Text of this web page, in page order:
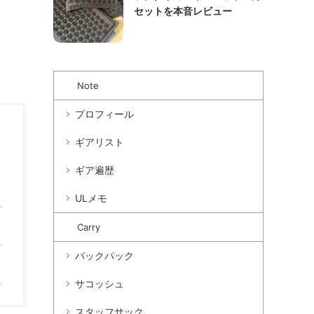
セットを本音レビュー
Note
プロフィール
ギアリスト
ギア遍歴
ULメモ
Carry
バックパック
サコッシュ